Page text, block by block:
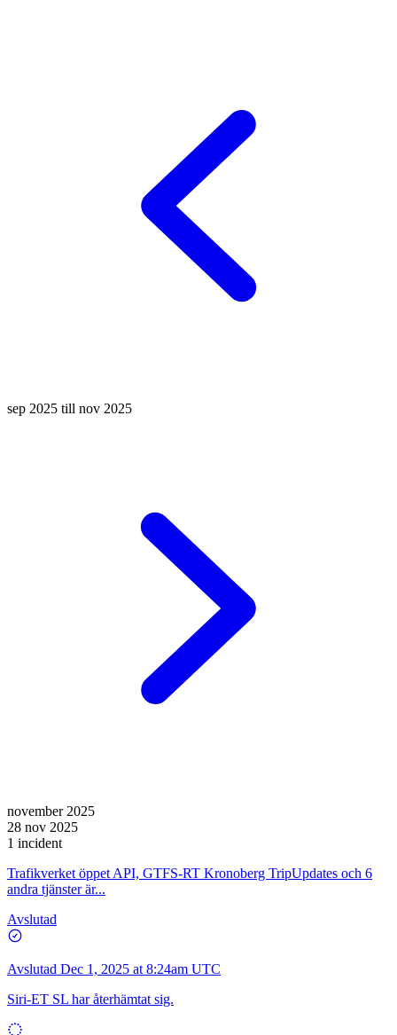
sep 2025 till nov 2025
november 2025
28 nov 2025
1 incident
Trafikverket öppet API, GTFS-RT Kronoberg TripUpdates och 6
andra tjänster är...
Avslutad
Avslutad Dec 1, 2025 at 8:24am UTC
Siri-ET SL har återhämtat sig.